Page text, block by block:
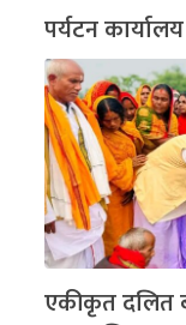
पर्यटन
एकीकृत दलित